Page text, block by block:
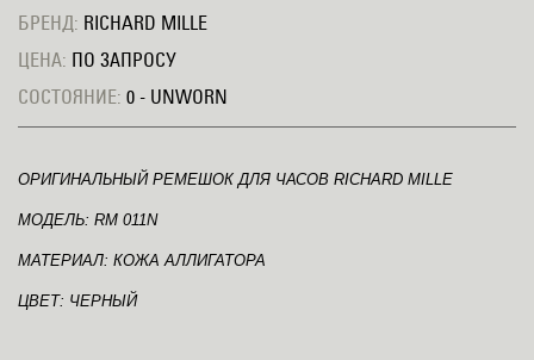
БРЕНД: RICHARD MILLE
ЦЕНА: ПО ЗАПРОСУ
СОСТОЯНИЕ: 0 - UNWORN
ОРИГИНАЛЬНЫЙ РЕМЕШОК ДЛЯ ЧАСОВ RICHARD MILLE
МОДЕЛЬ: RM 011N
МАТЕРИАЛ: КОЖА АЛЛИГАТОРА
ЦВЕТ: ЧЕРНЫЙ